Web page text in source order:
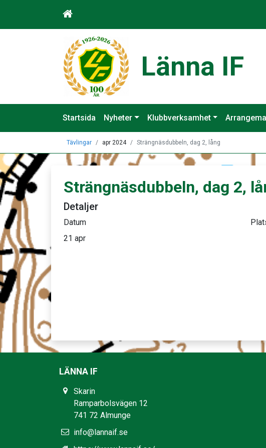
Länna IF
Startsida Nyheter Klubbverksamhet
Tävlingar apr 2024 Strängnäsdubbeln, dag 2, lång
Strängnäsdubbeln, dag 2,
Detaljer
Datum
21 apr
LÄNNA IF
Skarin
Ramparbolsvägen 12
741 72 Almunge
info@lannaif.se